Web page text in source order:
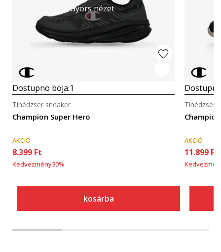
Gyors nézet
Dostupno boja:1
Champion Super Hero
Tinédzser sneaker
AKCIÓ
8.399 Ft
Kedvezmény30%
kosárba
Tinédzser
AKCIÓ
11.899 Ft